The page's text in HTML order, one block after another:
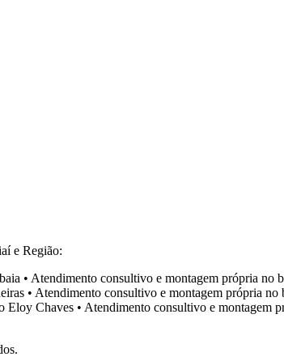
e Região:
• Atendimento consultivo e montagem própria no
• Atendimento consultivo e montagem própria no
Eloy Chaves • Atendimento consultivo e montagem